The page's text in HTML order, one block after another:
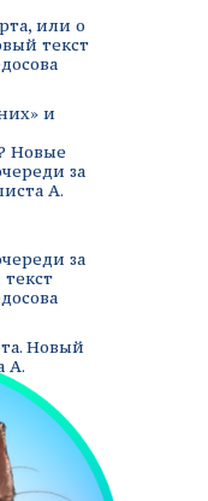
или о
текст
и
Новые
за
А.
за
Новый
А.